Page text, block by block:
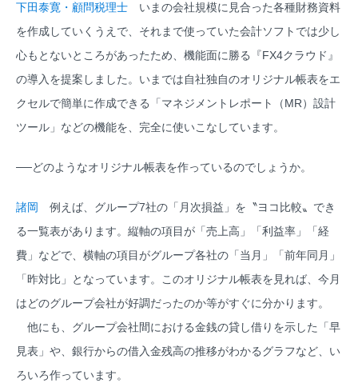
下田泰寛・顧問税理士 いまの会社規模に見合った各種財務資料
を作成していくうえで、それまで使っていた会計ソフトでは少し
心もとないところがあったため、機能面に勝る『FX4クラウド』
の導入を提案しました。いまでは自社独自のオリジナル帳表をエ
クセルで簡単に作成できる「マネジメントレポート（MR）設計
ツール」などの機能を、完全に使いこなしています。
──どのようなオリジナル帳表を作っているのでしょうか。
諸岡
例えば、グループ7社の「月次損益」を〝ヨコ比較〟でき
る一覧表があります。縦軸の項目が「売上高」「利益率」「経
費」などで、横軸の項目がグループ各社の「当月」「前年同月」
「昨対比」となっています。このオリジナル帳表を見れば、今月
はどのグループ会社が好調だったのか等がすぐに分かります。
他にも、グループ会社間における金銭の貸し借りを示した「早
見表」や、銀行からの借入金残高の推移がわかるグラフなど、い
ろいろ作っています。